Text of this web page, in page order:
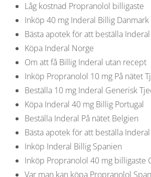
Låg kostnad Propranolol billigaste
Inköp 40 mg Inderal Billig Danmark
Bästa apotek för att beställa
Köpa Inderal Norge
Om att få Billig Inderal utan recept
Inköp Propranolol 10 mg På nätet
Beställa 10 mg Inderal Generisk
Köpa Inderal 40 mg Billig Portugal
Beställa Inderal På nätet Belgien
Bästa apotek för att beställa
Inköp Inderal Billig Spanien
Inköp Propranolol 40 mg billigaste
Var man kan köpa Propranolol